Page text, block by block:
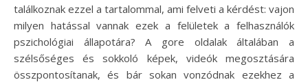
találkoznak ezzel a tartalommal, ami felveti a kérdést: vajon
milyen hatással vannak ezek a felületek a felhasználók
pszichológiai állapotára? A gore oldalak általában a
szélsőséges és sokkoló képek, videók megosztására
összpontosítanak, és bár sokan vonzódnak ezekhez a